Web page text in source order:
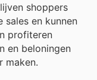
shoppers
en kunnen
profiteren
en beloningen
maken.